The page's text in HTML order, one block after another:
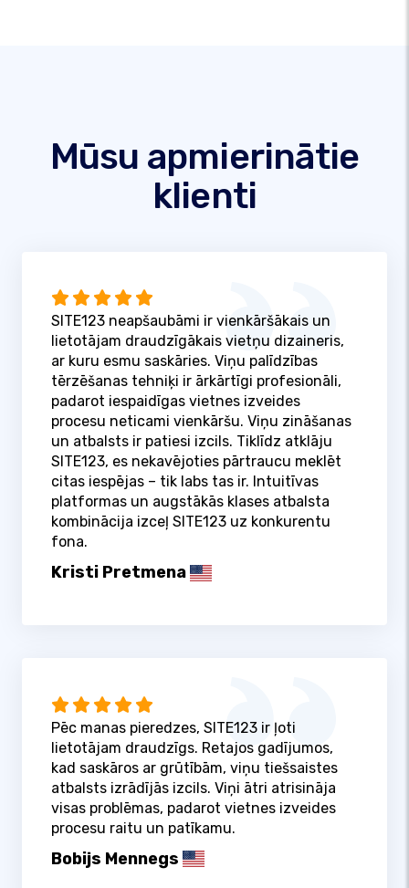
Mūsu apmierinātie
klienti
SITE123 neapšaubāmi ir vienkāršākais un
lietotājam draudzīgākais vietņu dizaineris,
ar kuru esmu saskāries. Viņu palīdzības
tērzēšanas tehniķi ir ārkārtīgi profesionāli,
padarot iespaidīgas vietnes izveides
procesu neticami vienkāršu. Viņu zināšanas
un atbalsts ir patiesi izcils. Tiklīdz atklāju
SITE123, es nekavējoties pārtraucu meklēt
citas iespējas – tik labs tas ir. Intuitīvas
platformas un augstākās klases atbalsta
kombinācija izceļ SITE123 uz konkurentu
fona.
Kristi Pretmena
Pēc manas pieredzes, SITE123 ir ļoti
lietotājam draudzīgs. Retajos gadījumos,
kad saskāros ar grūtībām, viņu tiešsaistes
atbalsts izrādījās izcils. Viņi ātri atrisināja
visas problēmas, padarot vietnes izveides
procesu raitu un patīkamu.
Bobijs Mennegs